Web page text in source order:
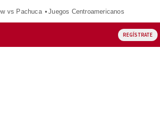
vs Pachuca Juegos Centroamericanos
REGÍSTRATE